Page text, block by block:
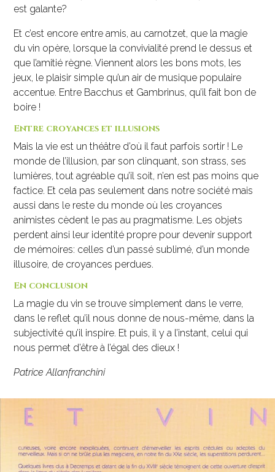
est galante?
Et c’est encore entre amis, au carnotzet, que la magie
du vin opère, lorsque la convivialité prend le dessus et
que l’amitié règne. Viennent alors les bons mots, les
jeux, le plaisir simple qu’un air de musique populaire
accentue. Entre Bacchus et Gambrinus, qu’il fait bon de
boire !
Entre croyances et illusions
Mais la vie est un théâtre d’où il faut parfois sortir ! Le
monde de l’illusion, par son clinquant, son strass, ses
lumières, tout agréable qu’il soit, n’en est pas moins que
factice. Et cela pas seulement dans notre société mais
aussi dans le reste du monde où les croyances
animistes cèdent le pas au pragmatisme. Les objets
perdent ainsi leur identité propre pour devenir support
de mémoires: celles d’un passé sublimé, d’un monde
illusoire, de croyances perdues.
En conclusion
La magie du vin se trouve simplement dans le verre,
dans le reflet qu’il nous donne de nous-même, dans la
subjectivité qu’il inspire. Et puis, il y a l’instant, celui qui
nous permet d’être à l’égal des dieux !
Patrice Allanfranchini